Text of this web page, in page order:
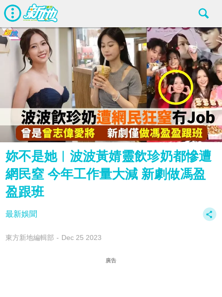
妳不是她︱波波黃婧靈飲珍奶都慘遭
網民窒 今年工作量大減 新劇做馮盈
盈跟班
最新娛聞
東方新地編輯部 Dec 25 2023
廣告